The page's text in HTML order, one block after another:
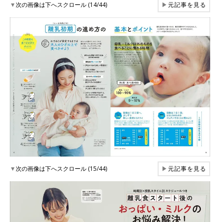
▼次の画像は下へスクロール (14/44) ▶元記事を見る
▼次の画像は下へスクロール (15/44) ▶元記事を見る